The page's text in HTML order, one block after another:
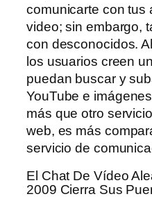
comunicarte con tus
video; sin embargo,
con desconocidos.
los usuarios creen
puedan buscar y
YouTube e
más que otro
web, es más
servicio de
El Chat De Vídeo
2009 Cierra Sus